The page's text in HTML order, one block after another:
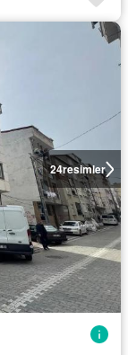
24resimler